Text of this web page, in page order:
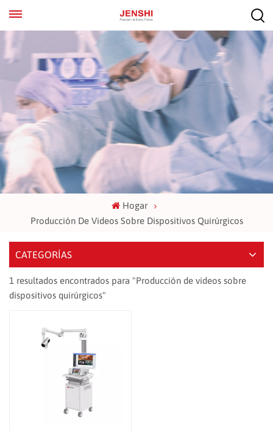
Hogar
Producción De Videos Sobre Dispositivos Quirúrgicos
CATEGORÍAS
1 resultados encontrados para "Producción de videos sobre
dispositivos quirúrgicos"